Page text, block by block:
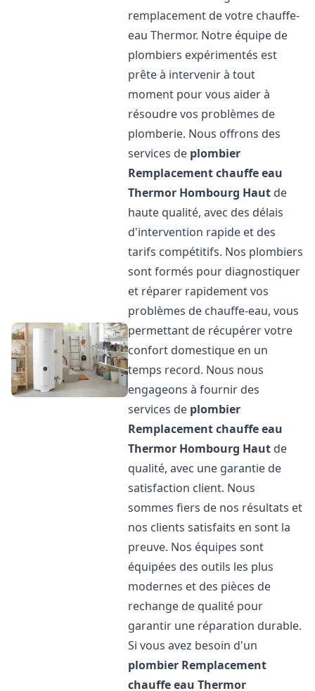
remplacement de votre chauffe-
eau Thermor. Notre équipe de
plombiers expérimentés est
prête à intervenir à tout
moment pour vous aider à
résoudre vos problèmes de
plomberie. Nous offrons des
services de plombier
Remplacement chauffe eau
Thermor Hombourg Haut de
haute qualité, avec des délais
d'intervention rapide et des
tarifs compétitifs. Nos plombiers
sont formés pour diagnostiquer
et réparer rapidement vos
problèmes de chauffe-eau, vous
permettant de récupérer votre
confort domestique en un
temps record. Nous nous
engageons à fournir des
services de plombier
Remplacement chauffe eau
Thermor Hombourg Haut de
qualité, avec une garantie de
satisfaction client. Nous
sommes fiers de nos résultats et
nos clients satisfaits en sont la
preuve. Nos équipes sont
équipées des outils les plus
modernes et des pièces de
rechange de qualité pour
garantir une réparation durable.
Si vous avez besoin d'un
plombier Remplacement
chauffe eau Thermor